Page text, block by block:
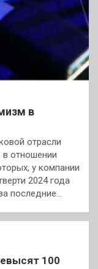
в
отрасли
в отношении
у компании
2024 года
последние…
100